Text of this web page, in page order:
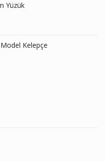
Yüzük
Kelepçe